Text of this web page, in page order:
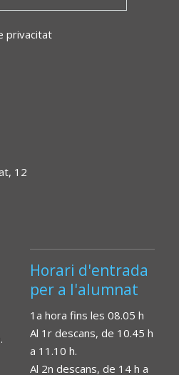
privacitat
12
Horari d'entrada
per a l'alumnat
1a hora fins les 08.05 h
Al 1r descans, de 10.45 h
a 11.10 h.
Al 2n descans, de 14 h a